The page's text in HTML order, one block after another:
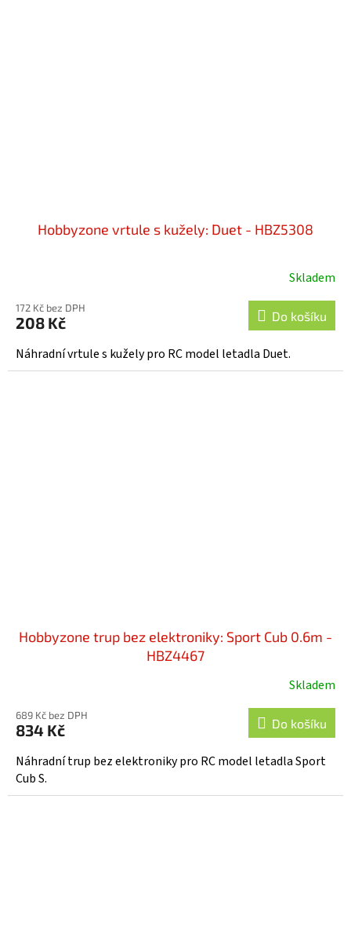
Hobbyzone vrtule s kužely: Duet - HBZ5308
Skladem
172 Kč bez DPH
208 Kč Do košíku
Náhradní vrtule s kužely pro RC model letadla Duet.
Hobbyzone trup bez elektroniky: Sport Cub 0.6m -
HBZ4467
Skladem
689 Kč bez DPH
834 Kč Do košíku
Náhradní trup bez elektroniky pro RC model letadla Sport
Cub S.